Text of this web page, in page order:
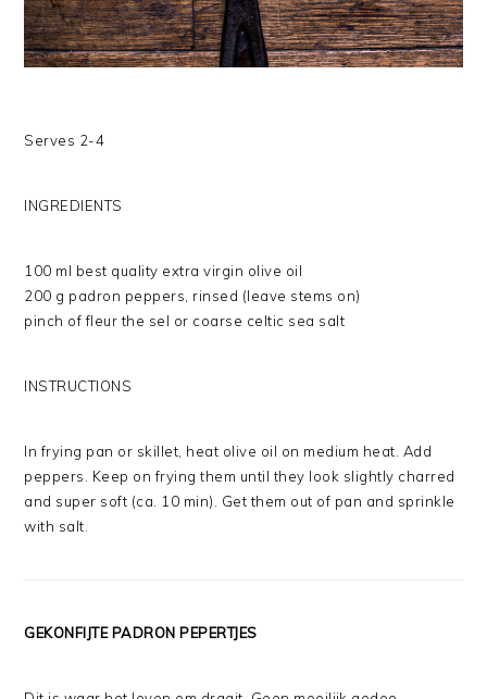
Serves 2-4
INGREDIENTS
100 ml best quality extra virgin olive oil
200 g padron peppers, rinsed (leave stems on)
pinch of fleur the sel or coarse celtic sea salt
INSTRUCTIONS
In frying pan or skillet, heat olive oil on medium heat. Add
peppers. Keep on frying them until they look slightly charred
and super soft (ca. 10 min). Get them out of pan and sprinkle
with salt.
GEKONFIJTE PADRON PEPERTJES